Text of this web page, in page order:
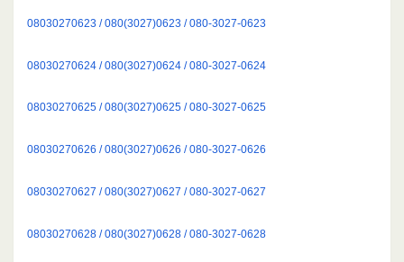
08030270623 / 080(3027)0623 / 080-3027-0623
08030270624 / 080(3027)0624 / 080-3027-0624
08030270625 / 080(3027)0625 / 080-3027-0625
08030270626 / 080(3027)0626 / 080-3027-0626
08030270627 / 080(3027)0627 / 080-3027-0627
08030270628 / 080(3027)0628 / 080-3027-0628